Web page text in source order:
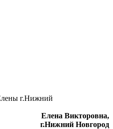
Елена Викторовна,
г.Нижний Новгород